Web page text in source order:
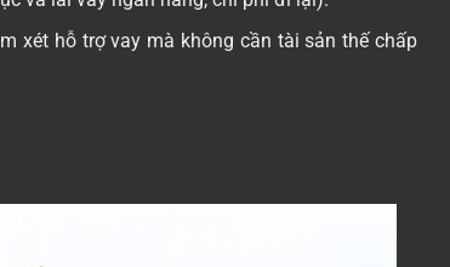
xét hỗ trợ vay mà không cần tài sản thế chấp